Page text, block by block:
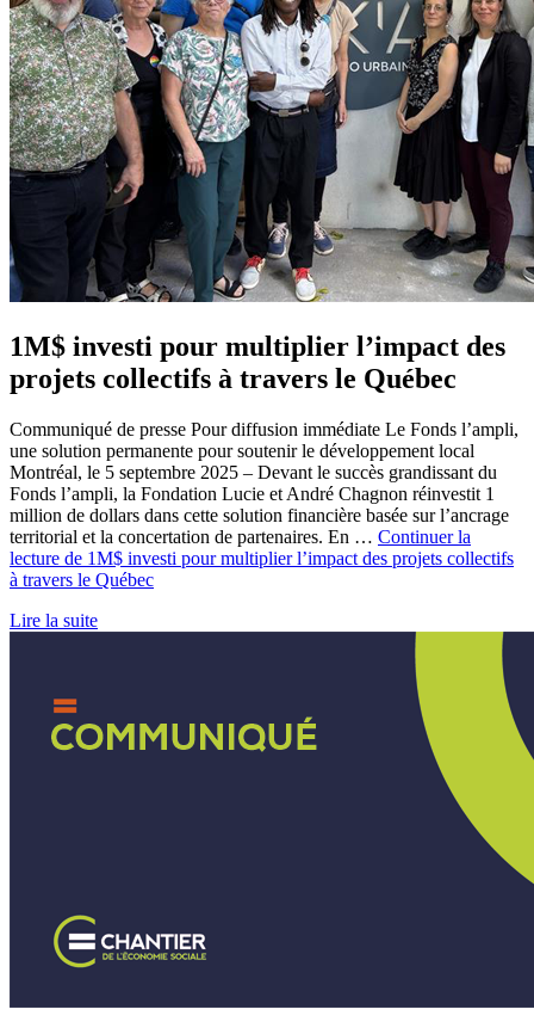
1M$ investi pour multiplier l’impact des
projets collectifs à travers le Québec
Communiqué de presse Pour diffusion immédiate Le Fonds l’ampli,
une solution permanente pour soutenir le développement local
Montréal, le 5 septembre 2025 – Devant le succès grandissant du
Fonds l’ampli, la Fondation Lucie et André Chagnon réinvestit 1
million de dollars dans cette solution financière basée sur l’ancrage
territorial et la concertation de partenaires. En … Continuer la
lecture de 1M$ investi pour multiplier l’impact des projets collectifs
à travers le Québec
Lire la suite